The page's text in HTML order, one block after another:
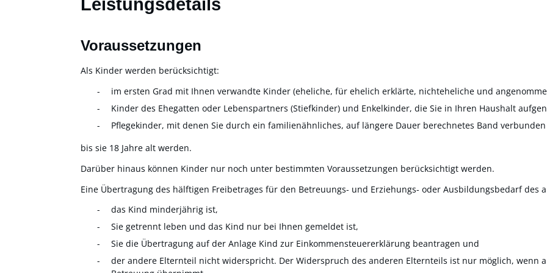
Leistungsdetails
Voraussetzungen
Als Kinder werden berücksichtigt:
im ersten Grad mit Ihnen verwandte Kinder (eheliche, für ehelich erklärte, nichteheliche und
Kinder des Ehegatten oder Lebenspartners (Stiefkinder) und Enkelkinder, die Sie in Ihren Haushalt
Pflegekinder, mit denen Sie durch ein familienähnliches, auf längere Dauer berechnetes Band
bis sie 18 Jahre alt werden.
Darüber hinaus können Kinder nur noch unter bestimmten Voraussetzungen berücksichtigt werden.
Eine Übertragung des hälftigen Freibetrages für den Betreuungs- und Erziehungs- oder Ausbildungsbedarf des
das Kind minderjährig ist,
Sie getrennt leben und das Kind nur bei Ihnen gemeldet ist,
Sie die Übertragung auf der Anlage Kind zur Einkommensteuererklärung beantragen und
der andere Elternteil nicht widerspricht. Der Widerspruch des anderen Elternteils ist nur möglich, wenn